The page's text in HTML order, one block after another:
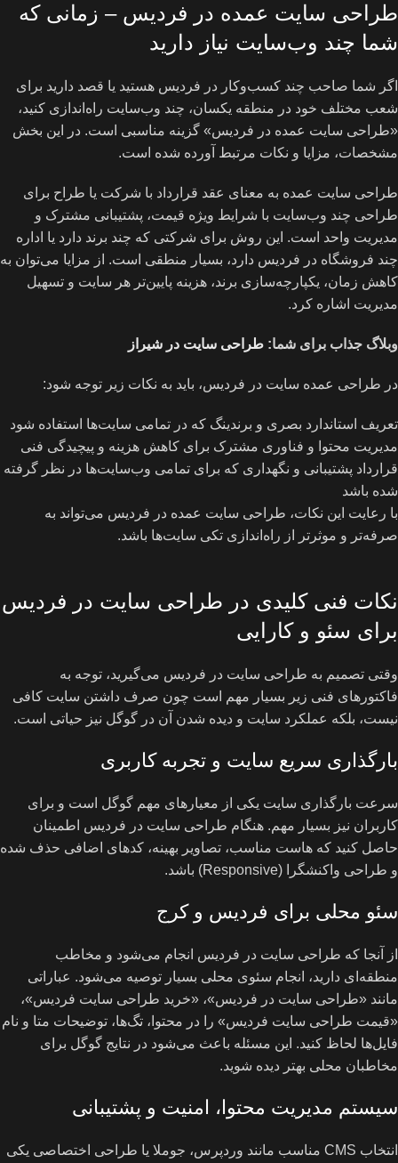
طراحی سایت عمده در فردیس – زمانی که
شما چند وب‌سایت نیاز دارید
اگر شما صاحب چند کسب‌وکار در فردیس هستید یا قصد دارید برای
شعب مختلف خود در منطقه یکسان، چند وب‌سایت راه‌اندازی کنید،
«طراحی سایت عمده در فردیس» گزینه مناسبی است. در این بخش
مشخصات، مزایا و نکات مرتبط آورده شده است.
طراحی سایت عمده به معنای عقد قرارداد با شرکت یا طراح برای
طراحی چند وب‌سایت با شرایط ویژه قیمت، پشتیبانی مشترک و
مدیریت واحد است. این روش برای شرکتی که چند برند دارد یا اداره
چند فروشگاه در فردیس دارد، بسیار منطقی است. از مزایا می‌توان به
کاهش زمان، یکپارچه‌سازی برند، هزینه پایین‌تر هر سایت و تسهیل
مدیریت اشاره کرد.
وبلاگ جذاب برای شما: طراحی سایت در شیراز
در طراحی عمده سایت در فردیس، باید به نکات زیر توجه شود:
تعریف استاندارد بصری و برندینگ که در تمامی سایت‌ها استفاده شود
مدیریت محتوا و فناوری مشترک برای کاهش هزینه و پیچیدگی فنی
قرارداد پشتیبانی و نگهداری که برای تمامی وب‌سایت‌ها در نظر گرفته
شده باشد
با رعایت این نکات، طراحی سایت عمده در فردیس می‌تواند به
صرفه‌تر و موثرتر از راه‌اندازی تکی سایت‌ها باشد.
نکات فنی کلیدی در طراحی سایت در فردیس
برای سئو و کارایی
وقتی تصمیم به طراحی سایت در فردیس می‌گیرید، توجه به
فاکتورهای فنی زیر بسیار مهم است چون صرف داشتن سایت کافی
نیست، بلکه عملکرد سایت و دیده شدن آن در گوگل نیز حیاتی است.
بارگذاری سریع سایت و تجربه کاربری
سرعت بارگذاری سایت یکی از معیارهای مهم گوگل است و برای
کاربران نیز بسیار مهم. هنگام طراحی سایت در فردیس اطمینان
حاصل کنید که هاست مناسب، تصاویر بهینه، کدهای اضافی حذف شده
و طراحی واکنشگرا (Responsive) باشد.
سئو محلی برای فردیس و کرج
از آنجا که طراحی سایت در فردیس انجام می‌شود و مخاطب
منطقه‌ای دارید، انجام سئوی محلی بسیار توصیه می‌شود. عباراتی
مانند «طراحی سایت در فردیس»، «خرید طراحی سایت فردیس»،
«قیمت طراحی سایت فردیس» را در محتوا، تگ‌ها، توضیحات متا و نام
فایل‌ها لحاظ کنید. این مسئله باعث می‌شود در نتایج گوگل برای
مخاطبان محلی بهتر دیده شوید.
سیستم مدیریت محتوا، امنیت و پشتیبانی
انتخاب CMS مناسب مانند وردپرس، جوملا یا طراحی اختصاصی یکی